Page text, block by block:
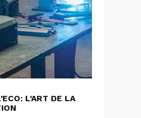
L'ART DE LA